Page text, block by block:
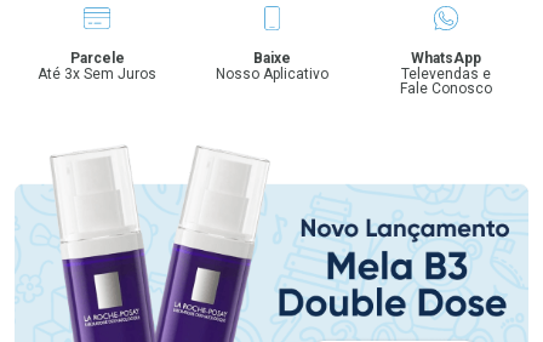
Parcele
Até 3x Sem Juros
Baixe
Nosso Aplicativo
WhatsApp
Televendas e
Fale Conosco